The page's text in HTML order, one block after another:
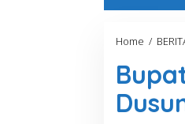
Home /